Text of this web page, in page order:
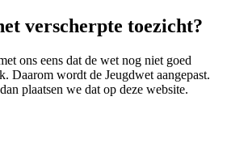
verscherpte toezicht?
ons eens dat de wet nog niet goed
Daarom wordt de Jeugdwet aangepast.
plaatsen we dat op deze website.